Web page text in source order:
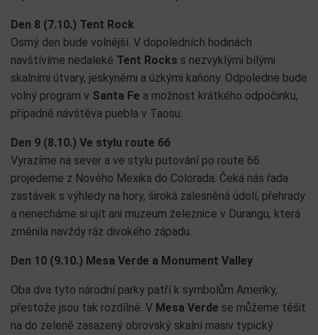
Den 8 (7.10.) Tent Rock
Osmý den bude volnější. V dopoledních hodinách
navštívíme nedaleké Tent Rocks s nezvyklými bílými
skalními útvary, jeskyněmi a úzkými kaňony. Odpoledne bude
volný program v Santa Fe a možnost krátkého odpočinku,
případně návštěva puebla v Taosu
Den 9 (8.10.) Ve stylu route 66
Vyrazíme na sever a ve stylu putování po route 66
projedeme z Nového Mexika do Colorada. Čeká nás řada
zastávek s výhledy na hory, široká zalesněná údolí, přehrady
a nenecháme si ujít ani muzeum železnice v Durangu, která
změnila navždy ráz divokého západu.
Den 10 (9.10.) Mesa Verde a Monument Valley
Oba dva tyto národní parky patří k symbolům Ameriky,
přestože jsou tak rozdílné. V Mesa Verde se můžeme těšit
na do zeleně zasazený obrovský skalní masiv typický